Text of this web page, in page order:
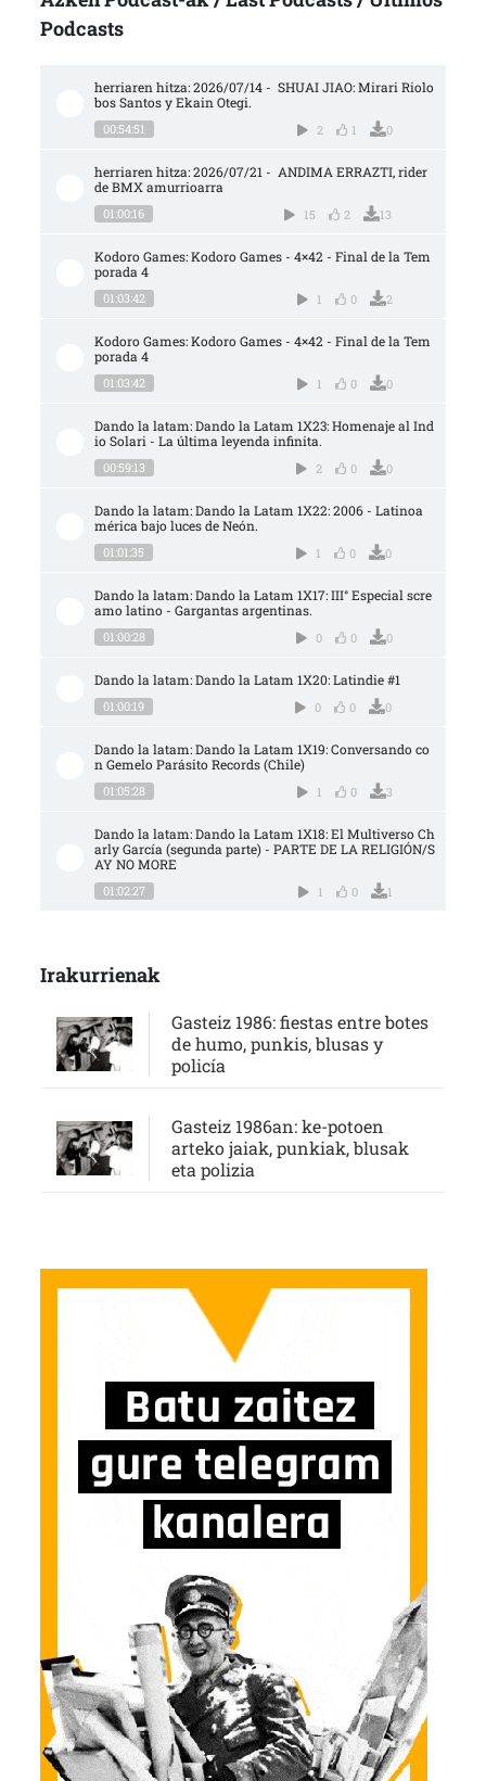
Podcasts
herriaren hitza: 2026/07/14 -  SHUAI JIAO: Mirari Riolo
bos Santos y Ekain Otegi.
00:54:51 2 1 0
herriaren hitza: 2026/07/21 -  ANDIMA ERRAZTI, rider
de BMX amurrioarra
01:00:16 15 2 13
Kodoro Games: Kodoro Games - 4×42 - Final de la Tem
porada 4
01:03:42 1 0 2
Kodoro Games: Kodoro Games - 4×42 - Final de la Tem
porada 4
01:03:42 1 0 0
Dando la latam: Dando la Latam 1X23: Homenaje al Ind
io Solari - La última leyenda infinita.
00:59:13 2 0 0
Dando la latam: Dando la Latam 1X22: 2006 - Latinoa
mérica bajo luces de Neón.
01:01:35 1 0 0
Dando la latam: Dando la Latam 1X17: III° Especial scre
amo latino - Gargantas argentinas.
01:00:28 0 0 0
Dando la latam: Dando la Latam 1X20: Latindie #1
01:00:19 0 0 0
Dando la latam: Dando la Latam 1X19: Conversando co
n Gemelo Parásito Records (Chile)
01:05:28 1 0 3
Dando la latam: Dando la Latam 1X18: El Multiverso Ch
arly García (segunda parte) - PARTE DE LA RELIGIÓN/S
AY NO MORE
01:02:27 1 0 1
Irakurrienak
Gasteiz 1986: fiestas entre botes
de humo, punkis, blusas y
policía
Gasteiz 1986an: ke-potoen
arteko jaiak, punkiak, blusak
eta polizia